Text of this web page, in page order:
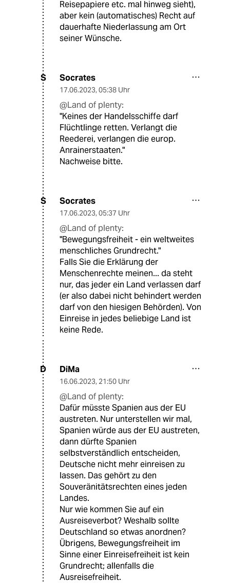
Reisepapiere etc. mal hinweg sieht),
aber kein (automatisches) Recht auf
dauerhafte Niederlassung am Ort
seiner Wünsche.
S Socrates
17.06.2023, 05:38 Uhr
@Land of plenty:
"Keines der Handelsschiffe darf
Flüchtlinge retten. Verlangt die
Reederei, verlangen die europ.
Anrainerstaaten."
Nachweise bitte.
S Socrates
17.06.2023, 05:37 Uhr
@Land of plenty:
"Bewegungsfreiheit - ein weltweites
menschliches Grundrecht."
Falls Sie die Erklärung der
Menschenrechte meinen... da steht
nur, das jeder ein Land verlassen darf
(er also dabei nicht behindert werden
darf von den hiesigen Behörden). Von
Einreise in jedes beliebige Land ist
keine Rede.
D DiMa
16.06.2023, 21:50 Uhr
@Land of plenty:
Dafür müsste Spanien aus der EU
austreten. Nur unterstellen wir mal,
Spanien würde aus der EU austreten,
dann dürfte Spanien
selbstverständlich entscheiden,
Deutsche nicht mehr einreisen zu
lassen. Das gehört zu den
Souveränitätsrechten eines jeden
Landes.
Nur wie kommen Sie auf ein
Ausreiseverbot? Weshalb sollte
Deutschland so etwas anordnen?
Übrigens, Bewegungsfreiheit im
Sinne einer Einreisefreiheit ist kein
Grundrecht; allenfalls die
Ausreisefreiheit.